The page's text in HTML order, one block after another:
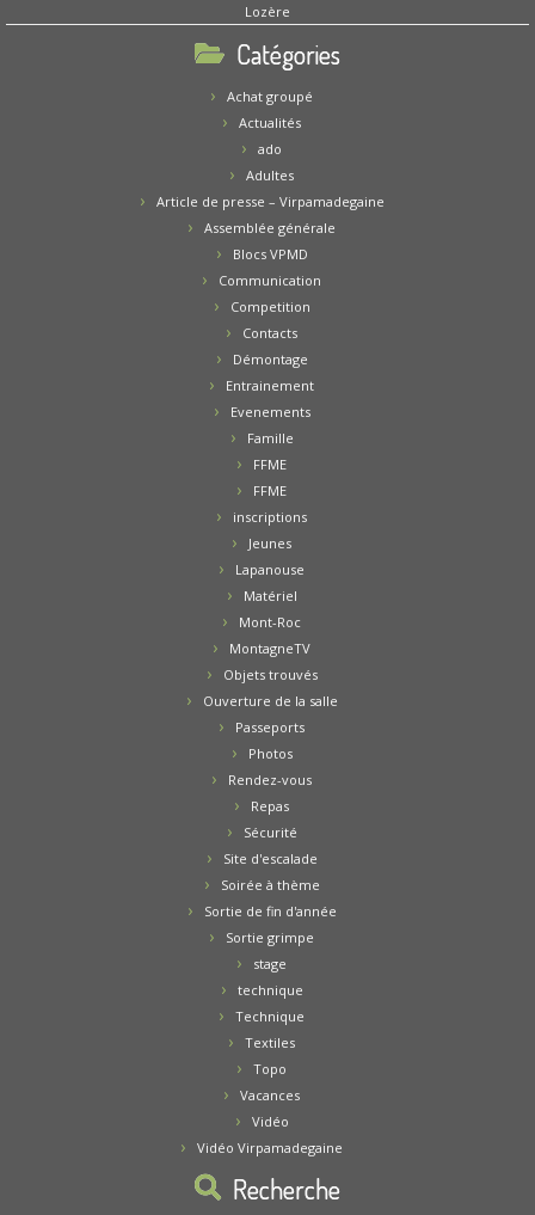
Lozère
Catégories
Achat groupé
Actualités
ado
Adultes
Article de presse – Virpamadegaine
Assemblée générale
Blocs VPMD
Communication
Competition
Contacts
Démontage
Entrainement
Evenements
Famille
FFME
FFME
inscriptions
Jeunes
Lapanouse
Matériel
Mont-Roc
MontagneTV
Objets trouvés
Ouverture de la salle
Passeports
Photos
Rendez-vous
Repas
Sécurité
Site d'escalade
Soirée à thème
Sortie de fin d'année
Sortie grimpe
stage
technique
Technique
Textiles
Topo
Vacances
Vidéo
Vidéo Virpamadegaine
Recherche